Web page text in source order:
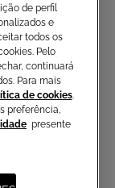
de perfil
e
todos os
Pelo
continuará
Para mais
de cookies.
preferência,
presente